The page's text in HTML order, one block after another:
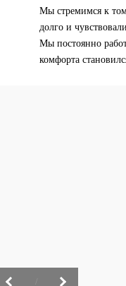
Мы стремимся к
долго и
Мы постоянно
комфорта